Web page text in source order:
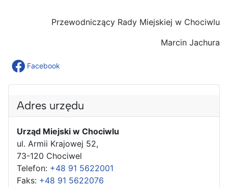
Przewodniczący Rady Miejskiej w Chociwlu
Marcin Jachura
Facebook
Adres urzędu
Urząd Miejski w Chociwlu
ul. Armii Krajowej 52,
73-120 Chociwel
Telefon: +48 91 5622001
Faks: +48 91 5622076